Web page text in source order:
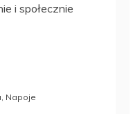
i społecznie
Napoje